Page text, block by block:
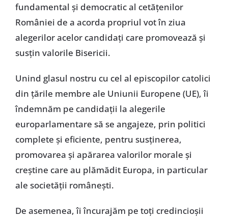
fundamental şi democratic al cetăţenilor
României de a acorda propriul vot în ziua
alegerilor acelor candidaţi care promovează şi
susţin valorile Bisericii.
Unind glasul nostru cu cel al episcopilor catolici
din ţările membre ale Uniunii Europene (UE), îi
îndemnăm pe candidaţii la alegerile
europarlamentare să se angajeze, prin politici
complete şi eficiente, pentru susţinerea,
promovarea şi apărarea valorilor morale şi
creştine care au plămădit Europa, in particular
ale societăţii româneşti.
De asemenea, îi încurajăm pe toţi credincioşii